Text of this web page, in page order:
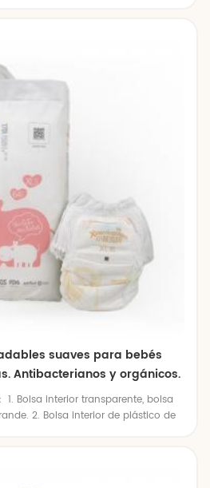
suaves para bebés
Antibacterianos y orgánicos.
1. Bolsa interior transparente, bolsa
2. Bolsa interior de plástico de